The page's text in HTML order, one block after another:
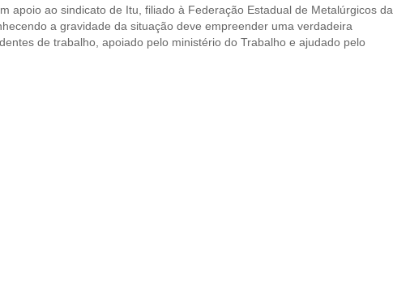
apoio ao sindicato de Itu, filiado à Federação Estadual de Metalúrgicos da
a gravidade da situação deve empreender uma verdadeira
de trabalho, apoiado pelo ministério do Trabalho e ajudado pelo